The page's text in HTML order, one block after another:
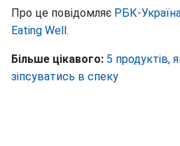
Про це повідомляє РБК-
Eating Well.
Більше цікавого: 5 продуктів,
зіпсуватись в спеку